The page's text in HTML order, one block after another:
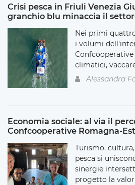
Crisi pesca in Friuli Venezia
granchio blu minaccia il
Nei primi
i volumi
climatici,
Alessandra
Economia sociale: al via il
Confcooperative Romagna-
Turismo,
pesca si
sinergie
progetto la